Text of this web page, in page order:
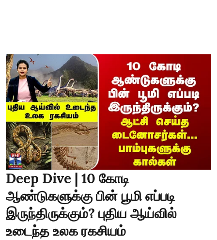
Deep Dive | 10 கோடி
ஆண்டுகளுக்கு பின் பூமி எப்படி
இருந்திருக்கும்? புதிய ஆய்வில்
உடைந்த உலக ரகசியம்